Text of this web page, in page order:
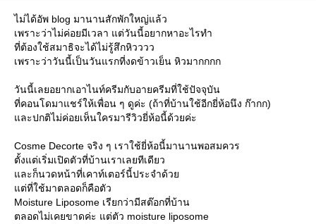
ไม่ได้อัพ blog มานานสักพักใหญ่แล้ว
เพราะว่าไม่ค่อยมีเวลา แต่วันนี้อยากหาอะไรทำ
ที่ต้องใช้สมาธิจะได้ไม่รู้สึกหิวววว
เพราะว่าวันนี้เป็นวันแรกที่งดข้าวเย็น หิวมากกกก
วันนี้เลยอยากเอาไนท์ครีมกับอายครีมที่ใช้ปัจจุบัน
ที่คอนโดมาแชร์ให้เพื่อน ๆ ดูค่ะ (ถ้าที่บ้านใช้อีกยี่ห้อนึง ก๊ากก)
ละปกติไม่ค่อยเห็นใครมารีวิวยี่ห้อนี้ด้วยค่ะ
Cosme Decorte จริง ๆ เราใช้ยี่ห้อนี้มานานพอสมควร
ตั้งแต่เริ่มเปิดตัวที่บ้านเราเลยทีเดียว
ละก็นวดหน้าที่เคาท์เตอร์นี้ประจำด้ว
ต่ที่ใช้มาตลอดก็คือตัว
Moisture Liposome เรียกว่ามีสต๊อกที่บ้าน
ตลอดไม่เคยขาดค่ะ แต่ตัว moisture liposome